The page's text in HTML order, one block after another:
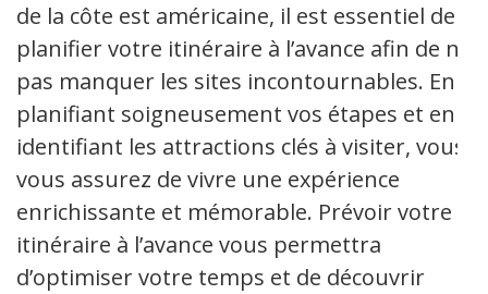
de la côte est américaine, il est essentiel de
planifier votre itinéraire à l’avance afin de ne
pas manquer les sites incontournables. En
planifiant soigneusement vos étapes et en
identifiant les attractions clés à visiter, vous
vous assurez de vivre une expérience
enrichissante et mémorable. Prévoir votre
itinéraire à l’avance vous permettra
d’optimiser votre temps et de découvrir